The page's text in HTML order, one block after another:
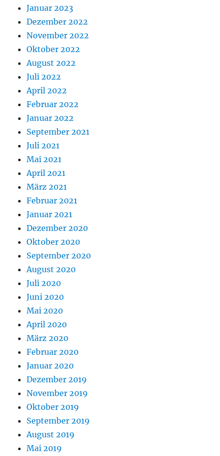
Januar 2023
Dezember 2022
November 2022
Oktober 2022
August 2022
Juli 2022
April 2022
Februar 2022
Januar 2022
September 2021
Juli 2021
Mai 2021
April 2021
März 2021
Februar 2021
Januar 2021
Dezember 2020
Oktober 2020
September 2020
August 2020
Juli 2020
Juni 2020
Mai 2020
April 2020
März 2020
Februar 2020
Januar 2020
Dezember 2019
November 2019
Oktober 2019
September 2019
August 2019
Mai 2019